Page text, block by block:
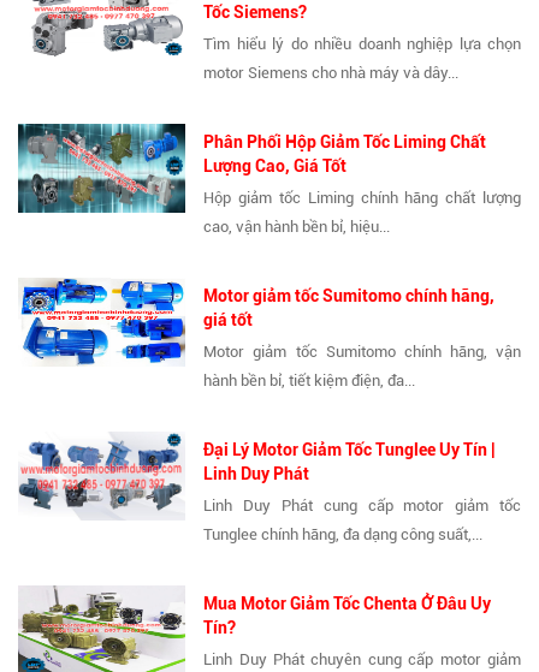
Tốc Siemens?
Tìm hiểu lý do nhiều doanh nghiệp lựa chọn
motor Siemens cho nhà máy và dây...
Phân Phối Hộp Giảm Tốc Liming Chất
Lượng Cao, Giá Tốt
Hộp giảm tốc Liming chính hãng chất lượng
cao, vận hành bền bỉ, hiệu...
Motor giảm tốc Sumitomo chính hãng,
giá tốt
Motor giảm tốc Sumitomo chính hãng, vận
hành bền bỉ, tiết kiệm điện, đa...
Đại Lý Motor Giảm Tốc Tunglee Uy Tín |
Linh Duy Phát
Linh Duy Phát cung cấp motor giảm tốc
Tunglee chính hãng, đa dạng công suất,...
Mua Motor Giảm Tốc Chenta Ở Đâu Uy
Tín?
Linh Duy Phát chuyên cung cấp motor giảm